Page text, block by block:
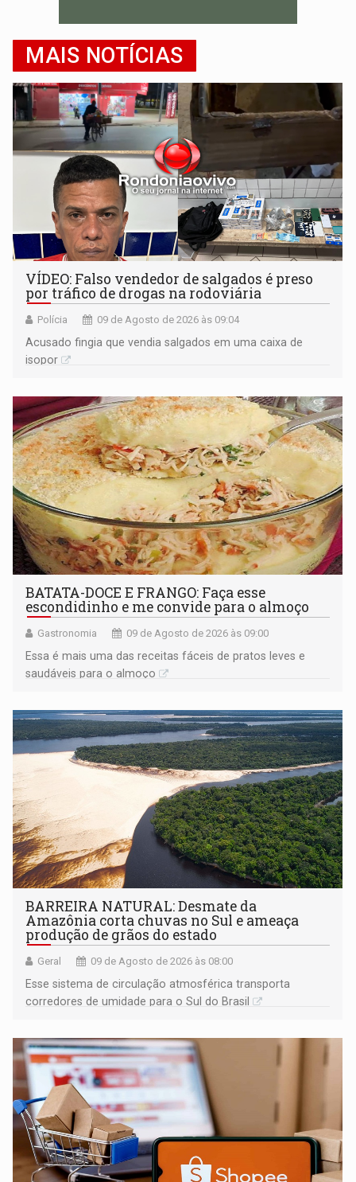
MAIS NOTÍCIAS
VÍDEO: Falso vendedor de salgados é preso
por tráfico de drogas na rodoviária
Polícia 09 de Agosto de 2026 às 09:04
Acusado fingia que vendia salgados em uma caixa de
isopor
BATATA-DOCE E FRANGO: Faça esse
escondidinho e me convide para o almoço
Gastronomia 09 de Agosto de 2026 às 09:00
Essa é mais uma das receitas fáceis de pratos leves e
saudáveis para o almoço
BARREIRA NATURAL: Desmate da
Amazônia corta chuvas no Sul e ameaça
produção de grãos do estado
Geral 09 de Agosto de 2026 às 08:00
Esse sistema de circulação atmosférica transporta
corredores de umidade para o Sul do Brasil